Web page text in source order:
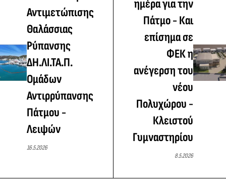
Αντιμετώπισης
Θαλάσσιας
Ρύπανσης
ΔΗ.ΛΙ.ΤΑ.Π.
Ομάδων
Αντιρρύπανσης
Πάτμου -
Λειψών
16.5.2026
ημέρα για την
Πάτμο - Και
επίσημα σε
ΦΕΚ η
ανέγερση του
νέου
Πολυχώρου -
Κλειστού
Γυμναστηρίου
8.5.2026